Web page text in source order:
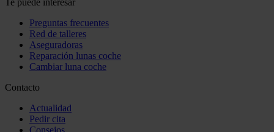
Te puede interesar
Preguntas frecuentes
Red de talleres
Aseguradoras
Reparación lunas coche
Cambiar luna coche
Contacto
Actualidad
Pedir cita
Consejos